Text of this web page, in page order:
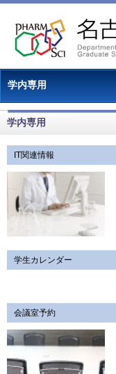
学内専用
学内専用
IT関連情報
学生カレンダー
会議室予約